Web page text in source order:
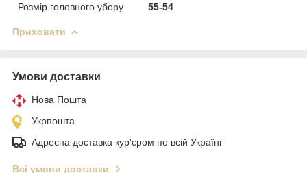
Розмір головного убору
55-54
Приховати
Умови доставки
Нова Пошта
Укрпошта
Адресна доставка кур'єром по всій Україні
Всі умови доставки